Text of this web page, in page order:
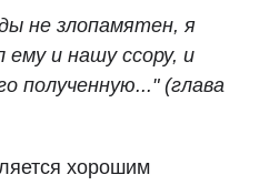
не злопамятен, я
ему и нашу ссору, и
полученную..." (глава
хорошим